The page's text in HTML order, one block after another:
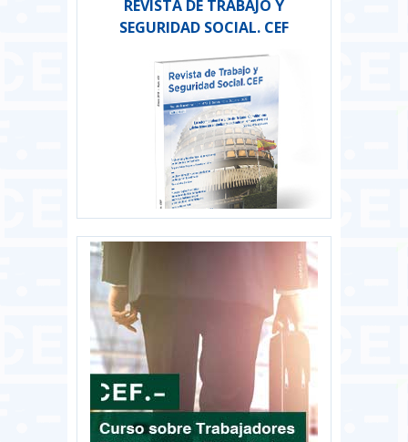
REVISTA DE TRABAJO Y
SEGURIDAD SOCIAL. CEF